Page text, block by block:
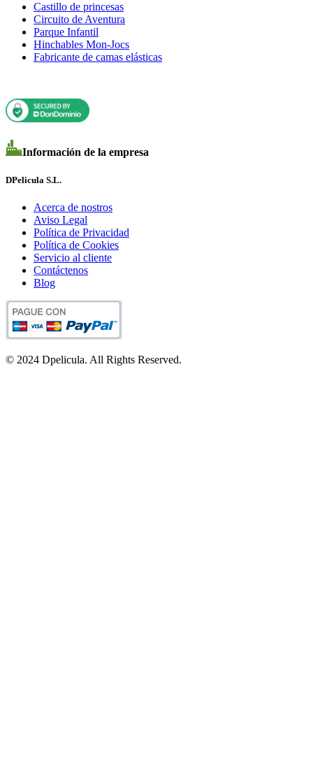
Castillo de princesas
Circuito de Aventura
Parque Infantil
Hinchables Mon-Jocs
Fabricante de camas elásticas
Información de la empresa
DPelicula S.L.
Acerca de nostros
Aviso Legal
Política de Privacidad
Política de Cookies
Servicio al cliente
Contáctenos
Blog
© 2024 Dpelicula. All Rights Reserved.